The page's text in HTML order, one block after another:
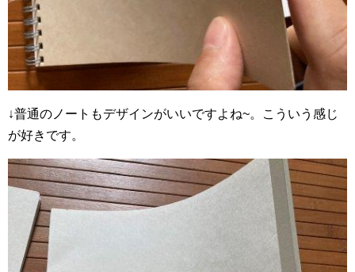
↓普通のノートもデザインがいいですよね~。こういう感じ
が好きです。